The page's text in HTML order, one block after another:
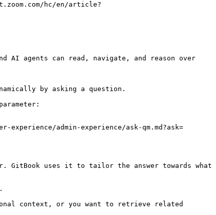
AI agents can read, navigate, and reason over
by asking a question.
admin-experience/ask-qm.md?ask=
GitBook uses it to tailor the answer towards what
context, or you want to retrieve related